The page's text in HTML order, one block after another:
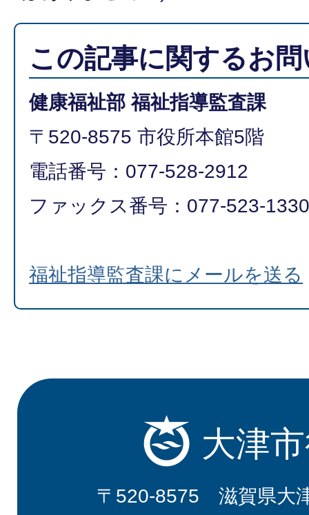
この記事に関するお
健康福祉部 福祉指導監査課
〒520-8575 市役所本館5階
電話番号：077-528-2912
ファックス番号：077-523-1330
福祉指導監査課にメールを送る
大津
〒520-8575 滋賀県大